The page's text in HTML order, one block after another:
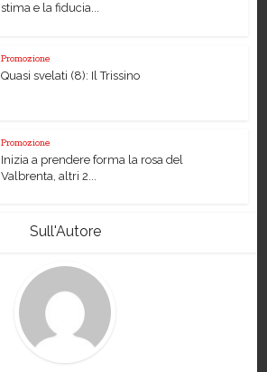
stima e la fiducia...
Promozione
Quasi svelati (8): Il Trissino
Promozione
Inizia a prendere forma la rosa del
Valbrenta, altri 2...
Sull'Autore